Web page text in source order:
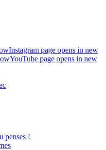
Instagram page opens in new
YouTube page opens in new
penses !